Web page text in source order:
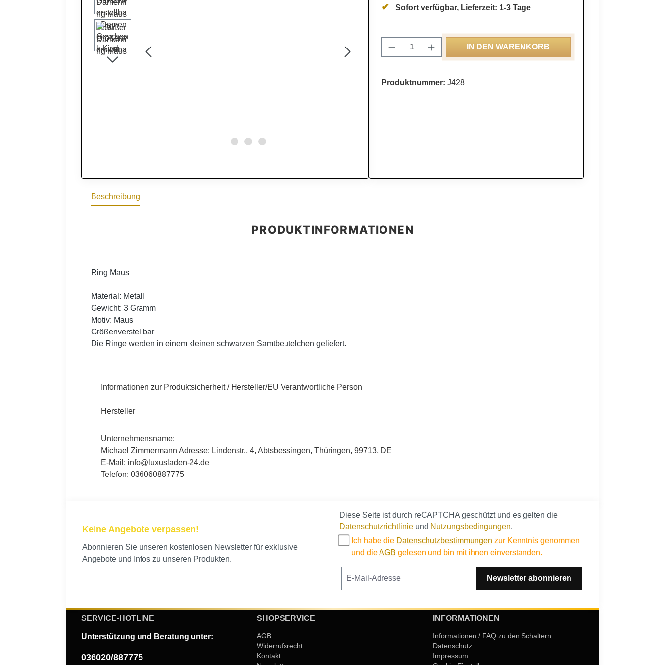
Sofort verfügbar, Lieferzeit: 1-3 Tage
Produkt Anzahl: Gib den gewünschten Wert ein
IN DEN WARENKORB
Produktnummer: J428
Beschreibung
Ring Maus
Material: Metall
Gewicht: 3 Gramm
Motiv: Maus
Größenverstellbar
Die Ringe werden in einem kleinen schwarzen Samtbeutelchen geliefert.
Informationen zur Produktsicherheit / Hersteller/EU Verantwortliche Person
Hersteller
Unternehmensname:
Michael Zimmermann Adresse: Lindenstr., 4, Abtsbessingen, Thüringen, 99713, DE
E-Mail: info@luxusladen-24.de
Telefon: 036060887775
Keine Angebote verpassen!
Abonnieren Sie unseren kostenlosen Newsletter für exklusive
Angebote und Infos zu unseren Produkten.
Diese Seite ist durch reCAPTCHA geschützt und es gelten die
Datenschutzrichtlinieund Nutzungsbedingungen.
Ich habe die Datenschutzbestimmungen zur Kenntnis genommen
und dieAGB gelesen und bin mit ihnen einverstanden.
Newsletter abonnieren
SERVICE-HOTLINE
Unterstützung und Beratung unter:
036020/887775
SHOPSERVICE
AGB
Widerrufsrecht
Kontakt
INFORMATIONEN
Informationen / FAQ zu den Schaltern
Datenschutz
Impressum